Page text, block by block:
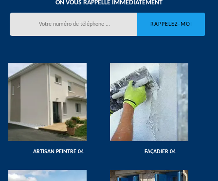
ON VOUS RAPPELLE IMMEDIATEMENT
ARTISAN PEINTRE 04 FAÇADIER 04